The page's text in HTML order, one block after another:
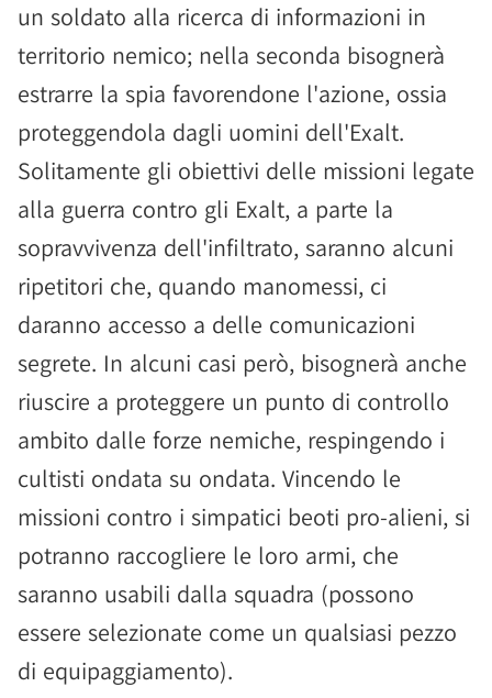
un soldato alla ricerca di informazioni in
territorio nemico; nella seconda bisognerà
estrarre la spia favorendone l'azione, ossia
proteggendola dagli uomini dell'Exalt.
Solitamente gli obiettivi delle missioni legate
alla guerra contro gli Exalt, a parte la
sopravvivenza dell'infiltrato, saranno alcuni
ripetitori che, quando manomessi, ci
daranno accesso a delle comunicazioni
segrete. In alcuni casi però, bisognerà anche
riuscire a proteggere un punto di controllo
ambito dalle forze nemiche, respingendo i
cultisti ondata su ondata. Vincendo le
missioni contro i simpatici beoti pro-alieni, si
potranno raccogliere le loro armi, che
saranno usabili dalla squadra (possono
essere selezionate come un qualsiasi pezzo
di equipaggiamento).